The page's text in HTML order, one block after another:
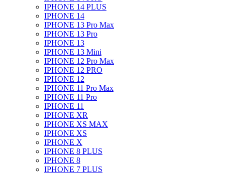
IPHONE 14 PLUS
IPHONE 14
IPHONE 13 Pro Max
IPHONE 13 Pro
IPHONE 13
IPHONE 13 Mini
IPHONE 12 Pro Max
IPHONE 12 PRO
IPHONE 12
IPHONE 11 Pro Max
IPHONE 11 Pro
IPHONE 11
IPHONE XR
IPHONE XS MAX
IPHONE XS
IPHONE X
IPHONE 8 PLUS
IPHONE 8
IPHONE 7 PLUS